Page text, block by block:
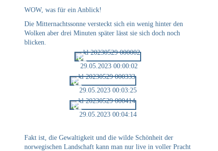
WOW, was für ein Anblick!
Die Mitternachtssonne versteckt sich ein wenig hinter den
Wolken aber drei Minuten später lässt sie sich doch noch
blicken.
29.05.2023 00:00:02
29.05.2023 00:03:25
29.05.2023 00:04:14
Fakt ist, die Gewaltigkeit und die wilde Schönheit der
norwegischen Landschaft kann man nur live in voller Pracht